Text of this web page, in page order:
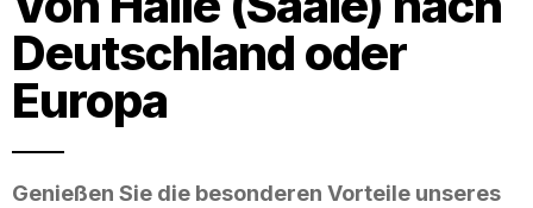
Deutschland oder
Europa
Genießen Sie die besonderen Vorteile unseres